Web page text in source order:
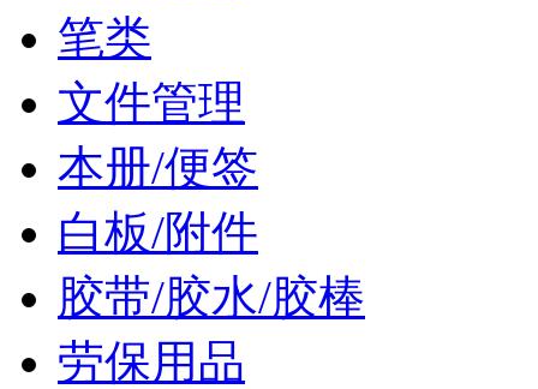
笔类
文件管理
本册/便签
白板/附件
胶带/胶水/胶棒
劳保用品